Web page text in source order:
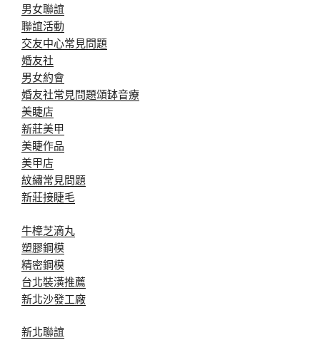
男女聯誼
聯誼活動
交友中心常見問題
婚友社
男女約會
婚友社常見問題頌缽音療
美睫店
新莊美甲
美睫作品
美甲店
紋繡常見問題
新莊接睫毛
牛樟芝滴丸
塑膠鋼模
精密鋼模
台北裝潢推薦
新北沙發工廠
新北聯誼